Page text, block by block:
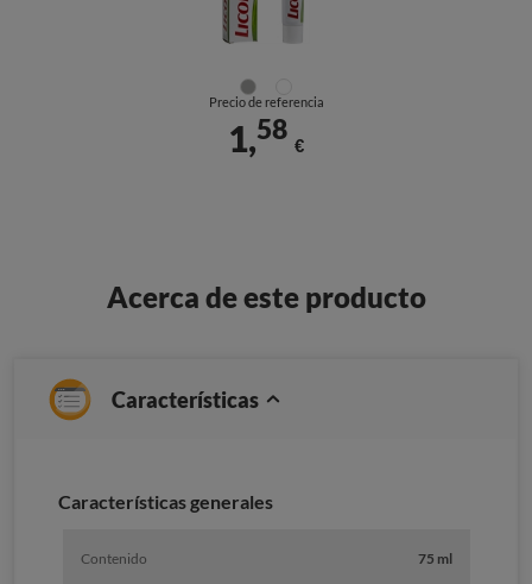
Precio de referencia
1,58
€
Acerca de este producto
Características
Características generales
Contenido 75 ml